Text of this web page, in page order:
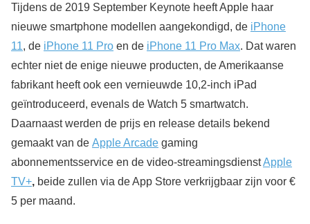
Tijdens de 2019 September Keynote heeft Apple haar
nieuwe smartphone modellen aangekondigd, de iPhone
11, de iPhone 11 Pro en de iPhone 11 Pro Max. Dat waren
echter niet de enige nieuwe producten, de Amerikaanse
fabrikant heeft ook een vernieuwde 10,2-inch iPad
geïntroduceerd, evenals de Watch 5 smartwatch.
Daarnaast werden de prijs en release details bekend
gemaakt van de Apple Arcade gaming
abonnementsservice en de video-streamingsdienstApple
TV+, beide zullen via de App Store verkrijgbaar zijn voor €
5 per maand.